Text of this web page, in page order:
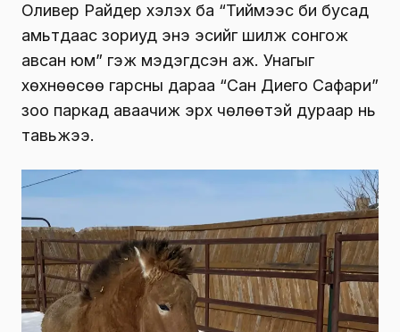
Оливер Райдер хэлэх ба “Тиймээс би бусад
амьтдаас зориуд энэ эсийг шилж сонгож
авсан юм” гэж мэдэгдсэн аж. Унагыг
хөхнөөсөө гарсны дараа “Сан Диего Сафари”
зоо паркад аваачиж эрх чөлөөтэй дураар нь
тавьжээ.